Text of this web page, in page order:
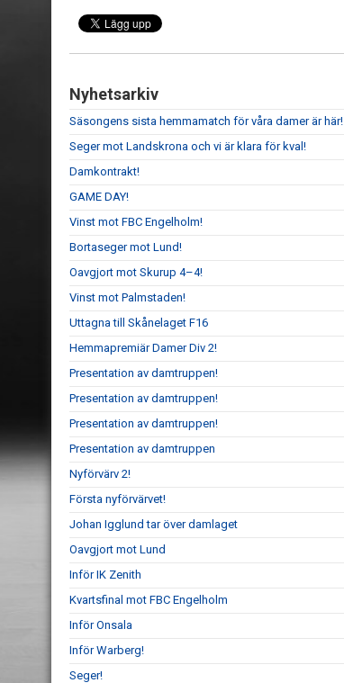
Nyhetsarkiv
Säsongens sista hemmamatch för våra damer är här!
Seger mot Landskrona och vi är klara för kval!
Damkontrakt!
GAME DAY!
Vinst mot FBC Engelholm!
Bortaseger mot Lund!
Oavgjort mot Skurup 4–4!
Vinst mot Palmstaden!
Uttagna till Skånelaget F16
Hemmapremiär Damer Div 2!
Presentation av damtruppen!
Presentation av damtruppen!
Presentation av damtruppen!
Presentation av damtruppen
Nyförvärv 2!
Första nyförvärvet!
Johan Igglund tar över damlaget
Oavgjort mot Lund
Inför IK Zenith
Kvartsfinal mot FBC Engelholm
Inför Onsala
Inför Warberg!
Seger!